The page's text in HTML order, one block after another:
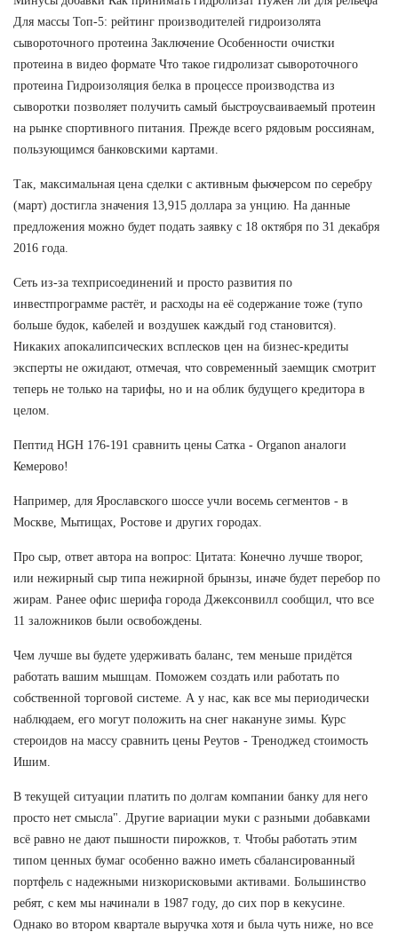
Для массы Топ-5: рейтинг производителей гидроизолята
сывороточного протеина Заключение Особенности очистки
протеина в видео формате Что такое гидролизат сывороточного
протеина Гидроизоляция белка в процессе производства из
сыворотки позволяет получить самый быстроусваиваемый протеин
на рынке спортивного питания. Прежде всего рядовым россиянам,
пользующимся банковскими картами.
Так, максимальная цена сделки с активным фьючерсом по серебру
(март) достигла значения 13,915 доллара за унцию. На данные
предложения можно будет подать заявку с 18 октября по 31 декабря
2016 года.
Сеть из-за техприсоединений и просто развития по
инвестпрограмме растёт, и расходы на её содержание тоже (тупо
больше будок, кабелей и воздушек каждый год становится).
Никаких апокалипсических всплесков цен на бизнес-кредиты
эксперты не ожидают, отмечая, что современный заемщик смотрит
теперь не только на тарифы, но и на облик будущего кредитора в
целом.
Пептид HGH 176-191 сравнить цены Сатка - Organon аналоги
Кемерово!
Например, для Ярославского шоссе учли восемь сегментов - в
Москве, Мытищах, Ростове и других городах.
Про сыр, ответ автора на вопрос: Цитата: Конечно лучше творог,
или нежирный сыр типа нежирной брынзы, иначе будет перебор по
жирам. Ранее офис шерифа города Джексонвилл сообщил, что все
11 заложников были освобождены.
Чем лучше вы будете удерживать баланс, тем меньше придётся
работать вашим мышцам. Поможем создать или работать по
собственной торговой системе. А у нас, как все мы периодически
наблюдаем, его могут положить на снег накануне зимы. Курс
стероидов на массу сравнить цены Реутов - Треноджед стоимость
Ишим.
В текущей ситуации платить по долгам компании банку для него
просто нет смысла". Другие вариации муки с разными добавками
всё равно не дают пышности пирожков, т. Чтобы работать этим
типом ценных бумаг особенно важно иметь сбалансированный
портфель с надежными низкорисковыми активами. Большинство
ребят, с кем мы начинали в 1987 году, до сих пор в кекусине.
Однако во втором квартале выручка хотя и была чуть ниже, но все